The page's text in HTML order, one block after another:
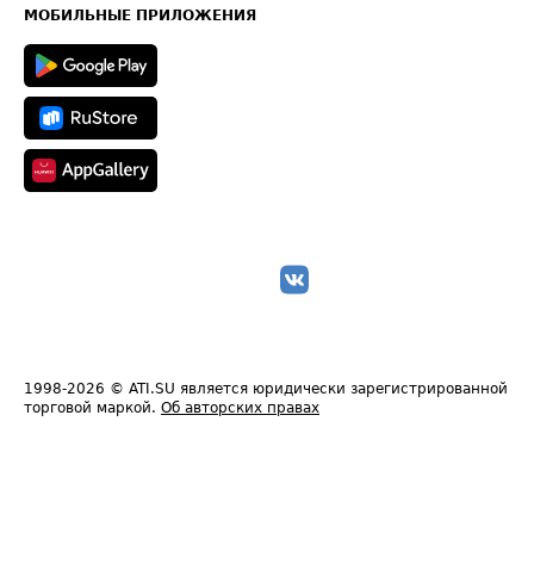
Техническая информация
МОБИЛЬНЫЕ ПРИЛОЖЕНИЯ
1998-2026 © ATI.SU является юридически зарегистрированной
торговой маркой. Об авторских правах